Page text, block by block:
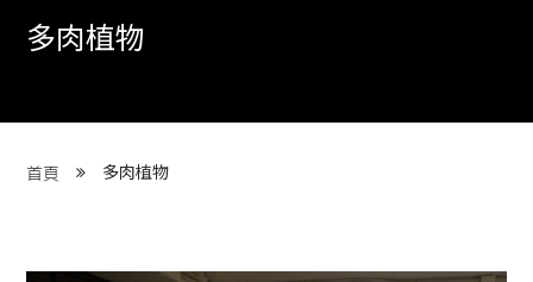
展
們 About DFUN
多肉植物
首頁 多肉植物